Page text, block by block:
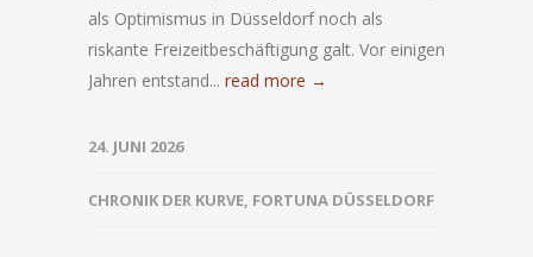
als Optimismus in Düsseldorf noch als
riskante Freizeitbeschäftigung galt. Vor einigen
Jahren entstand... read more →
24. JUNI 2026
CHRONIK DER KURVE, FORTUNA DÜSSELDORF